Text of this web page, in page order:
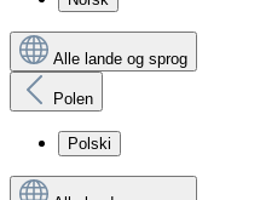
Alle lande og sprog
Polen
Polski